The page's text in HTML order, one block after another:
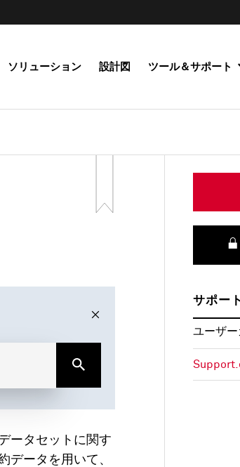
ソリューション 設計図 ツール＆サポート
ータセットに関す
データを用いて、
サポート
ユーザ